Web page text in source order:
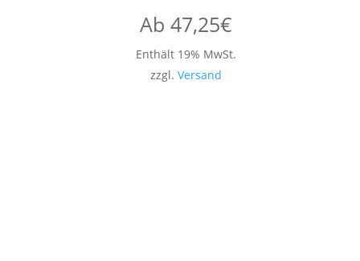
Ab 47,25€
Enthält 19% MwSt.
zzgl. Versand